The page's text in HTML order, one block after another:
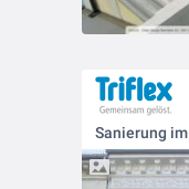
Sanierung